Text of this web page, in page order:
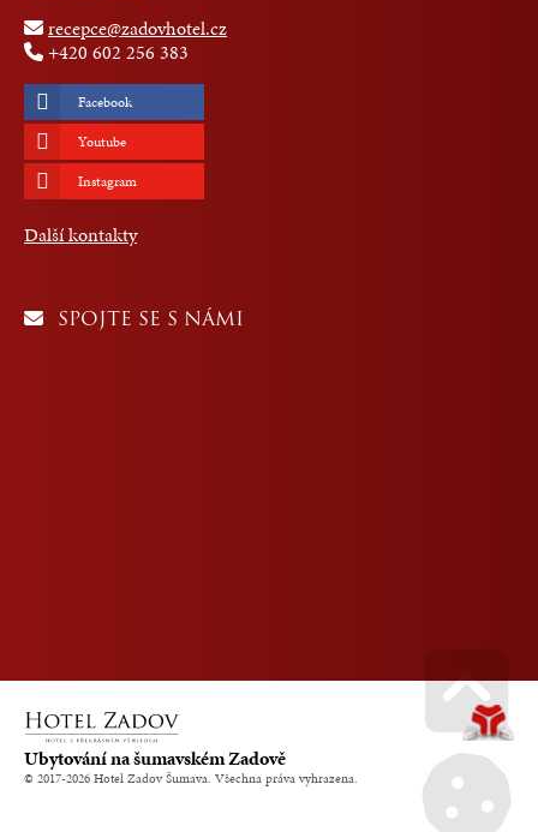
recepce@zadovhotel.cz
+420 602 256 383
Facebook
Youtube
Instagram
Další kontakty
SPOJTE SE S NÁMI
Ubytování na šumavském Zadově
© 2017-2026 Hotel Zadov Šumava. Všechna práva vyhrazena. Go